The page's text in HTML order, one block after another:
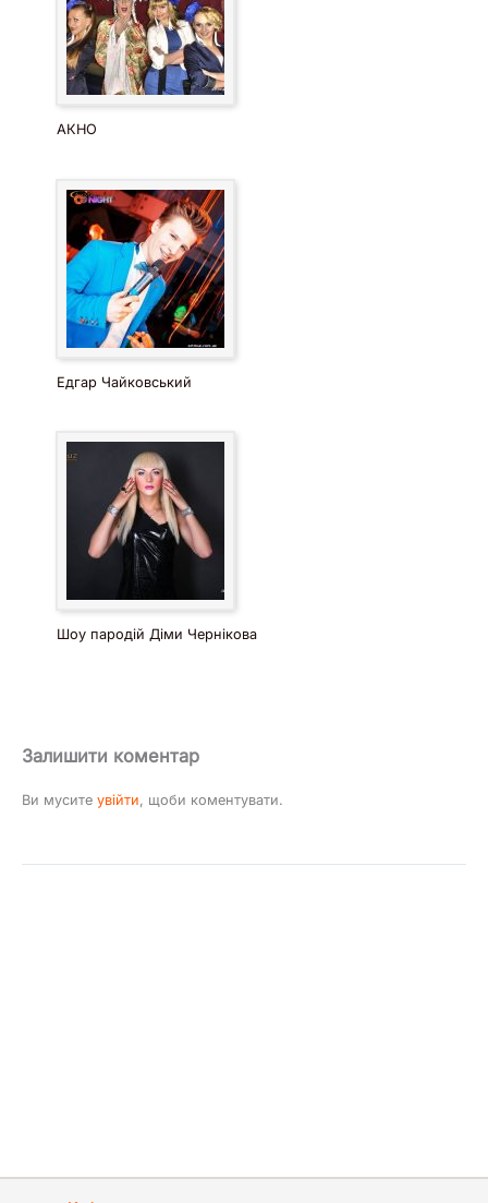
АКНО
Едгар Чайковський
Шоу пародій Діми Чернікова
Залишити коментар
Ви мусите увійти, щоби коментувати.